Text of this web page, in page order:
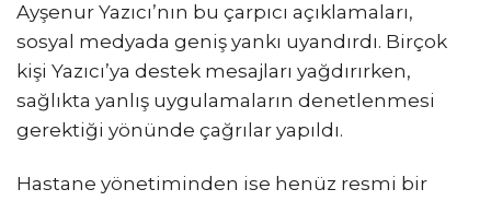
Ayşenur Yazıcı’nın bu çarpıcı açıklamaları,
sosyal medyada geniş yankı uyandırdı. Birçok
kişi Yazıcı’ya destek mesajları yağdırırken,
sağlıkta yanlış uygulamaların denetlenmesi
gerektiği yönünde çağrılar yapıldı.
Hastane yönetiminden ise henüz resmi bir